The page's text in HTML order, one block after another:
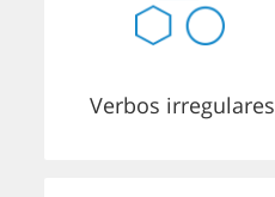
Verbos irregulares